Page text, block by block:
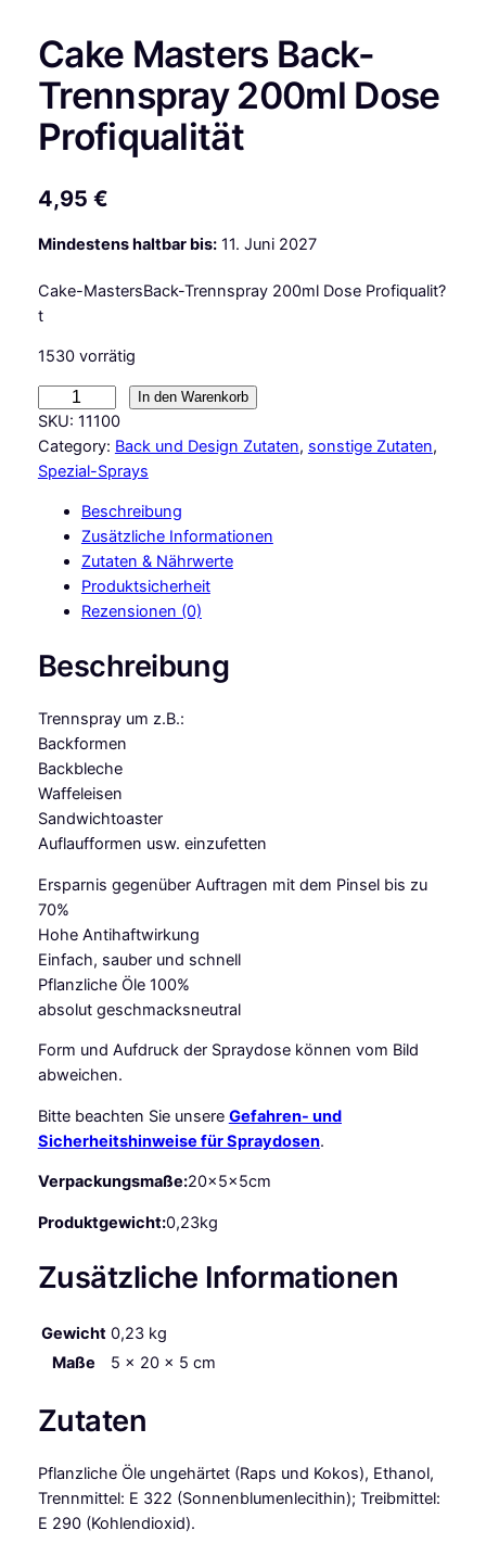
Cake Masters Back-
Trennspray 200ml Dose
Profiqualität
4,95 €
Mindestens haltbar bis:11. Juni 2027
Cake-MastersBack-Trennspray 200ml Dose Profiqualit?
t
1530 vorrätig
a
k
e
B
c
k
-
T
r
e
n
s
p
r
a
y
2
0
m
l
D
s
P
u
l
i
t
In den Warenkorb
SKU: 11100
Category: Back und Design Zutaten, sonstige Zutaten
Spezial-Sprays
Beschreibung
Zusätzliche Informationen
Zutaten & Nährwerte
Produktsicherheit
Rezensionen (0)
Beschreibung
Trennspray um z.B.:
Backformen
Backbleche
Waffeleisen
Sandwichtoaster
Auflaufformen usw. einzufetten
Ersparnis gegenüber Auftragen mit dem Pinsel bis zu
70%
Hohe Antihaftwirkung
Einfach, sauber und schnell
Pflanzliche Öle 100%
absolut geschmacksneutral
Form und Aufdruck der Spraydose können vom Bild
abweichen.
Bitte beachten Sie unsere Gefahren- und
Sicherheitshinweise für Spraydosen.
Verpackungsmaße:20x5x5cm
Produktgewicht:0,23kg
Zusätzliche Informationen
Gewicht 0,23 kg
Maße
5 × 20 × 5 cm
Zutaten
Pflanzliche Öle ungehärtet (Raps und Kokos), Ethanol,
Trennmittel: E 322 (Sonnenblumenlecithin); Treibmittel:
E 290 (Kohlendioxid).